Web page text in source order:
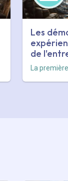
Les
de
La